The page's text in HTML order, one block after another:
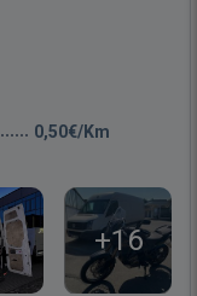
0,50€/Km
+16